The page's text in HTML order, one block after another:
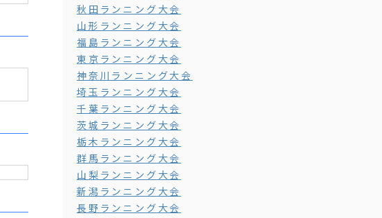
秋田ランニング大会
山形ランニング大会
福島ランニング大会
東京ランニング大会
神奈川ランニング大会
埼玉ランニング大会
千葉ランニング大会
茨城ランニング大会
栃木ランニング大会
群馬ランニング大会
山梨ランニング大会
新潟ランニング大会
長野ランニング大会